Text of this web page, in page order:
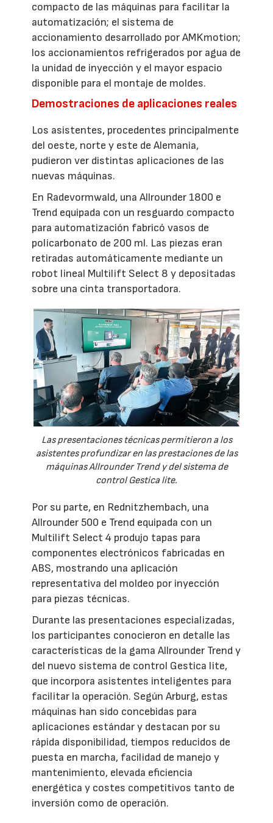
compacto de las máquinas para facilitar la
automatización; el sistema de
accionamiento desarrollado por AMKmotion;
los accionamientos refrigerados por agua de
la unidad de inyección y el mayor espacio
disponible para el montaje de moldes.
Demostraciones de aplicaciones reales
Los asistentes, procedentes principalmente
del oeste, norte y este de Alemania,
pudieron ver distintas aplicaciones de las
nuevas máquinas.
En Radevormwald, una Allrounder 1800 e
Trend equipada con un resguardo compacto
para automatización fabricó vasos de
policarbonato de 200 ml. Las piezas eran
retiradas automáticamente mediante un
robot lineal Multilift Select 8 y depositadas
sobre una cinta transportadora.
Las presentaciones técnicas permitieron a los
asistentes profundizar en las prestaciones de las
máquinas Allrounder Trend y del sistema de
control Gestica lite.
Por su parte, en Rednitzhembach, una
Allrounder 500 e Trend equipada con un
Multilift Select 4 produjo tapas para
componentes electrónicos fabricadas en
ABS, mostrando una aplicación
representativa del moldeo por inyección
para piezas técnicas.
Durante las presentaciones especializadas,
los participantes conocieron en detalle las
características de la gama Allrounder Trend y
del nuevo sistema de control Gestica lite,
que incorpora asistentes inteligentes para
facilitar la operación. Según Arburg, estas
máquinas han sido concebidas para
aplicaciones estándar y destacan por su
rápida disponibilidad, tiempos reducidos de
puesta en marcha, facilidad de manejo y
mantenimiento, elevada eficiencia
energética y costes competitivos tanto de
inversión como de operación.